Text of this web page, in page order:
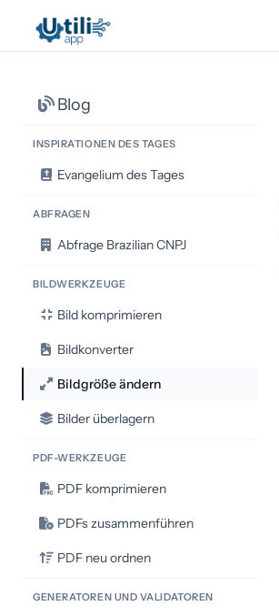
Blog
INSPIRATIONEN DES TAGES
Evangelium des Tages
ABFRAGEN
Abfrage Brazilian CNPJ
BILDWERKZEUGE
Bild komprimieren
Bildkonverter
Bildgröße ändern
Bilder überlagern
PDF-WERKZEUGE
PDF komprimieren
PDFs zusammenführen
PDF neu ordnen
GENERATOREN UND VALIDATOREN